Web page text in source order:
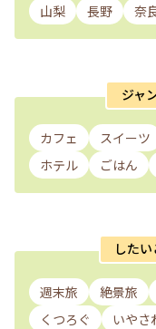
山梨
長野 奈
ジャ
カフェ スイーツ
ホテル
ごはん
した
週末旅 絶景旅
くつろぐ
いやさ